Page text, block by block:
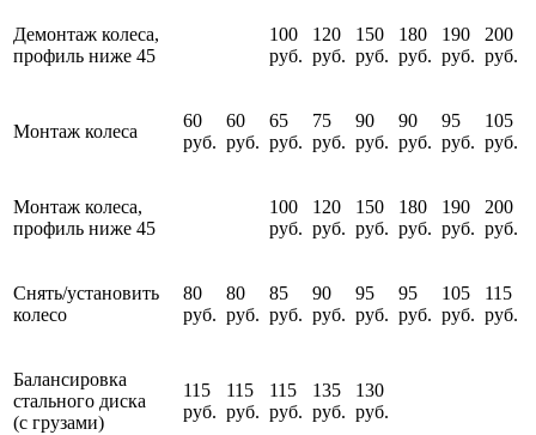
Демонтаж колеса,
профиль ниже 45
100
руб.
120
руб.
150
руб.
180
руб.
190
руб.
200
руб.
Монтаж колеса
60
руб.
60
руб.
65
руб.
75
руб.
90
руб.
90
руб.
95
руб.
105
руб.
Монтаж колеса,
профиль ниже 45
100
руб.
120
руб.
150
руб.
180
руб.
190
руб.
200
руб.
Снять/установить
колесо
80
руб.
80
руб.
85
руб.
90
руб.
95
руб.
95
руб.
105
руб.
115
руб.
Балансировка
стального диска
(с грузами)
115
руб.
115
руб.
115
руб.
135
руб.
130
руб.